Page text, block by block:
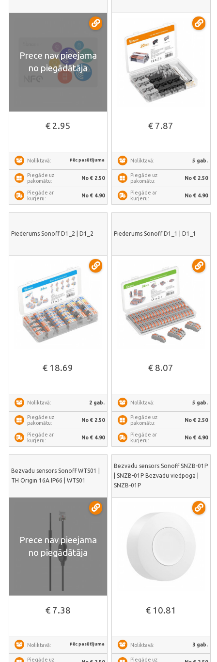
Prece nav pieejama
no piegādātāja
€ 2.95
Noliktavā: Pēc pasūtījuma
Piegāde uz
pakomātu:
No € 2.50
Piegāde ar
kurjeru:
No € 4.90
€ 7.87
Noliktavā: 5 gab.
Piegāde uz
pakomātu:
No € 2.50
Piegāde ar
kurjeru:
No € 4.90
Piederums Sonoff D1_2 | D1_2
€ 18.69
Noliktavā: 2 gab.
Piegāde uz
pakomātu:
No € 2.50
Piegāde ar
kurjeru:
No € 4.90
Piederums Sonoff D1_1 | D1_1
€ 8.07
Noliktavā: 5 gab.
Piegāde uz
pakomātu:
No € 2.50
Piegāde ar
kurjeru:
No € 4.90
Bezvadu sensors Sonoff WTS01 |
TH Origin 16A IP66 | WTS01
Prece nav pieejama
no piegādātāja
€ 7.38
Noliktavā: Pēc pasūtījuma
Piegāde uz
Bezvadu sensors Sonoff SNZB-01P
| SNZB-01P Bezvadu viedpoga |
SNZB-01P
€ 10.81
Noliktavā: 3 gab.
Piegāde uz